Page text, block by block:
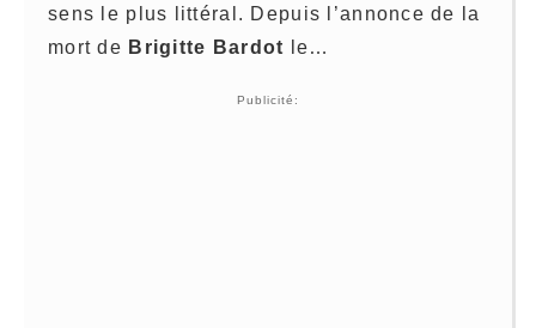
sens le plus littéral. Depuis l’annonce de la
mort de Brigitte Bardot le…
Publicité: